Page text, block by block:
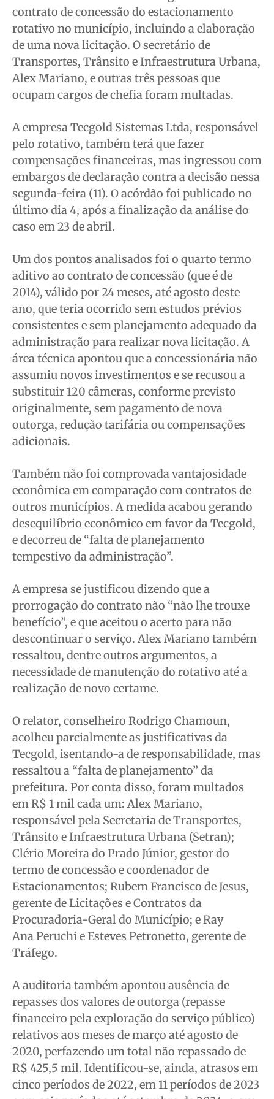
Quem Somos
Expediente
Contato
Anuncie
Termos de Uso
Privacidade
Quem Somos
Expediente
Contato
Anuncie
Termos de Uso
Privacidade
Quem Somos
Expediente
Contato
Anuncie
Termos de Uso
Privacidade
Quem Somos
Expediente
Contato
Anuncie
Termos de Uso
Privacidade
contrato de concessão do estacionamento
rotativo no município, incluindo a elaboração
de uma nova licitação. O secretário de
Transportes, Trânsito e Infraestrutura Urbana,
Alex Mariano, e outras três pessoas que
ocupam cargos de chefia foram multadas.
A empresa Tecgold Sistemas Ltda, responsável
pelo rotativo, também terá que fazer
compensações financeiras, mas ingressou com
embargos de declaração contra a decisão nessa
segunda-feira (11). O acórdão foi publicado no
último dia 4, após a finalização da análise do
caso em 23 de abril.
Um dos pontos analisados foi o quarto termo
aditivo ao contrato de concessão (que é de
2014), válido por 24 meses, até agosto deste
ano, que teria ocorrido sem estudos prévios
consistentes e sem planejamento adequado da
administração para realizar nova licitação. A
área técnica apontou que a concessionária não
assumiu novos investimentos e se recusou a
substituir 120 câmeras, conforme previsto
originalmente, sem pagamento de nova
outorga, redução tarifária ou compensações
adicionais.
Também não foi comprovada vantajosidade
econômica em comparação com contratos de
outros municípios. A medida acabou gerando
desequilíbrio econômico em favor da Tecgold,
e decorreu de “falta de planejamento
tempestivo da administração”.
A empresa se justificou dizendo que a
prorrogação do contrato não “não lhe trouxe
benefício”, e que aceitou o acerto para não
descontinuar o serviço. Alex Mariano também
ressaltou, dentre outros argumentos, a
necessidade de manutenção do rotativo até a
realização de novo certame.
O relator, conselheiro Rodrigo Chamoun,
acolheu parcialmente as justificativas da
Tecgold, isentando-a de responsabilidade, mas
ressaltou a “falta de planejamento” da
prefeitura. Por conta disso, foram multados
em R$ 1 mil cada um: Alex Mariano,
responsável pela Secretaria de Transportes,
Trânsito e Infraestrutura Urbana (Setran);
Clério Moreira do Prado Júnior, gestor do
termo de concessão e coordenador de
Estacionamentos; Rubem Francisco de Jesus,
gerente de Licitações e Contratos da
Procuradoria-Geral do Município; e Ray
Ana Peruchi e Esteves Petronetto, gerente de
Tráfego.
A auditoria também apontou ausência de
repasses dos valores de outorga (repasse
financeiro pela exploração do serviço público)
relativos aos meses de março até agosto de
2020, perfazendo um total não repassado de
R$ 425,5 mil. Identificou-se, ainda, atrasos em
cinco períodos de 2022, em 11 períodos de 2023